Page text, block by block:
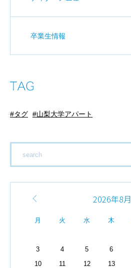
卒業生情報
タグ 山梨大学アパート
2026年8月
月 火 水 木
3
4 5 6
10
11 12 13